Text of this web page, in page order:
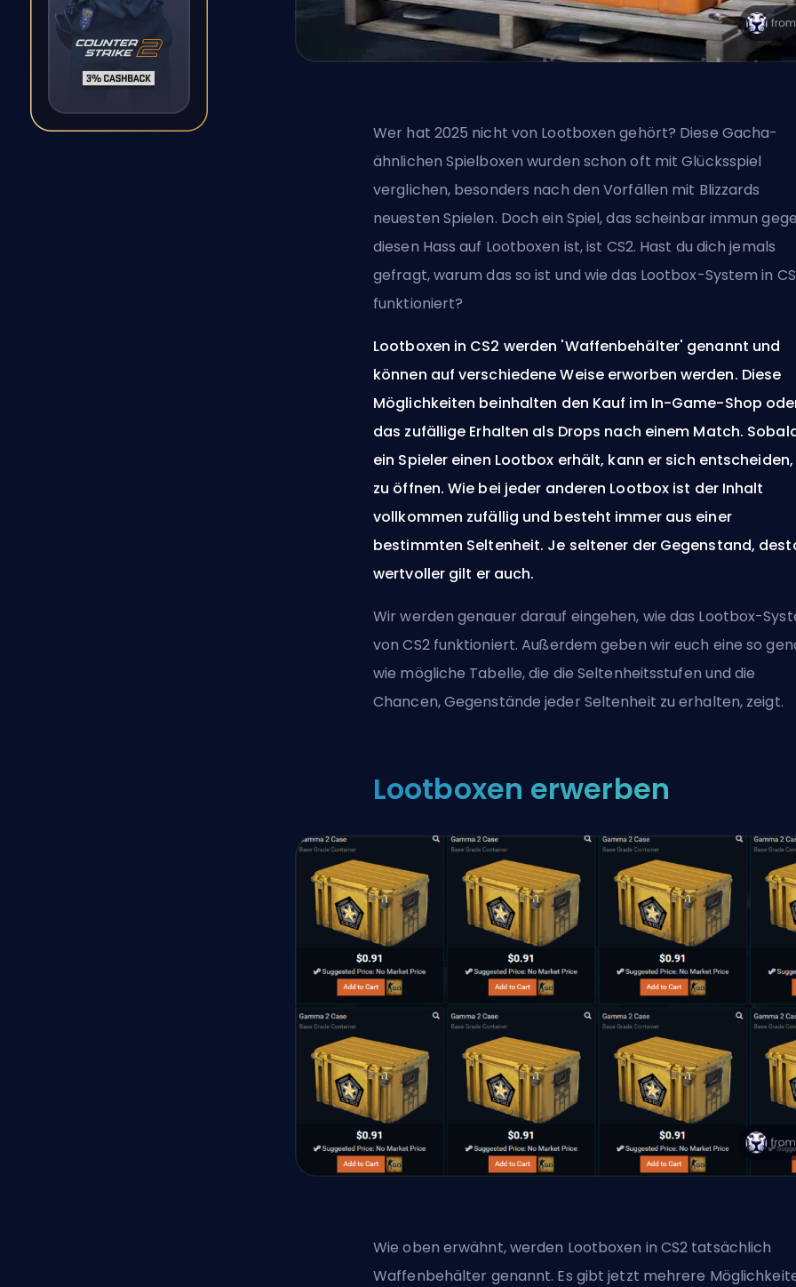
Wer hat 2025 nicht von Lootboxen gehört? Diese Gacha-
ähnlichen Spielboxen wurden schon oft mit Glücksspiel
verglichen, besonders nach den Vorfällen mit Blizzards
neuesten Spielen. Doch ein Spiel, das scheinbar immun
diesen Hass auf Lootboxen ist, ist CS2. Hast du dich jemals
gefragt, warum das so ist und wie das Lootbox-System in
funktioniert?
Lootboxen in CS2 werden 'Waffenbehälter' genannt und
können auf verschiedene Weise erworben werden. Diese
Möglichkeiten beinhalten den Kauf im In-Game-Shop
das zufällige Erhalten als Drops nach einem Match.
ein Spieler einen Lootbox erhält, kann er sich
zu öffnen. Wie bei jeder anderen Lootbox ist der Inhalt
vollkommen zufällig und besteht immer aus einer
bestimmten Seltenheit. Je seltener der Gegenstand,
wertvoller gilt er auch.
Wir werden genauer darauf eingehen, wie das Lootbox-
von CS2 funktioniert. Außerdem geben wir euch eine so
wie mögliche Tabelle, die die Seltenheitsstufen und die
Chancen, Gegenstände jeder Seltenheit zu erhalten, zeigt.
Lootboxen erwerben
Wie oben erwähnt, werden Lootboxen in CS2 tatsächlich
Waffenbehälter genannt. Es gibt jetzt mehrere